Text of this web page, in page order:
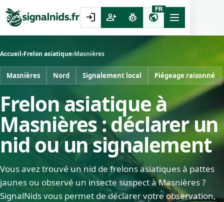
login person_add pest_control public
FR
Accueil›Frelon asiatique›Masnières
Masnières Nord Signalement local Piégeage raisonné
Frelon asiatique à
Masnières : déclarer un
nid ou un signalement
Vous avez trouvé un nid de frelons asiatiques à pattes
jaunes ou observé un insecte suspect à Masnières ?
SignalNids vous permet de déclarer votre observation,